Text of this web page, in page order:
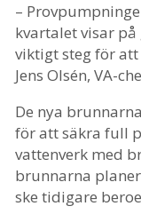
–
kvartalet visar
viktigt steg för
Jens Olsén, VA-
De nya
för att säkra full
vattenverk med
brunnarna
ske tidigare